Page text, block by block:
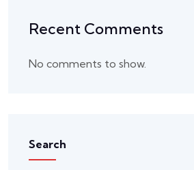
Recent Comments
No comments to show.
Search